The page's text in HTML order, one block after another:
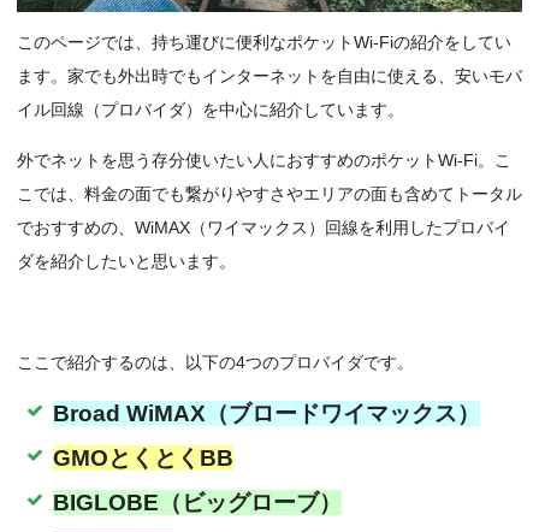
このページでは、持ち運びに便利なポケットWi-Fiの紹介をしてい
ます。家でも外出時でもインターネットを自由に使える、安いモバ
イル回線（プロバイダ）を中心に紹介しています。
外でネットを思う存分使いたい人におすすめのポケットWi-Fi。こ
こでは、料金の面でも繋がりやすさやエリアの面も含めてトータル
でおすすめの、WiMAX（ワイマックス）回線を利用したプロバイ
ダを紹介したいと思います。
ここで紹介するのは、以下の4つのプロバイダです。
Broad WiMAX（ブロードワイマックス）
GMOとくとくBB
BIGLOBE（ビッグローブ）